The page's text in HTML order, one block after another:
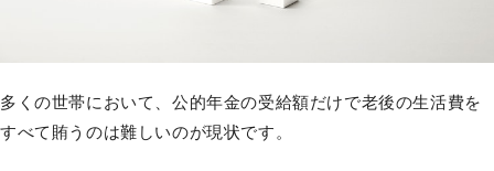
多くの世帯において、公的年金の受給額だけで老後の生活費を
すべて賄うのは難しいのが現状です。